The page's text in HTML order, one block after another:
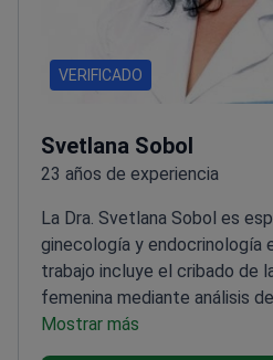
VERIFICADO
Svetlana Sobol
23 años de experiencia
La Dra. Svetlana Sobol es
ginecología y endocrinología
trabajo incluye el cribado de
femenina mediante análisis
tumorales. Posee una
Mostrar más